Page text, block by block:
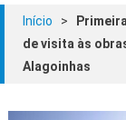
Início >
de visita às
Alagoinhas